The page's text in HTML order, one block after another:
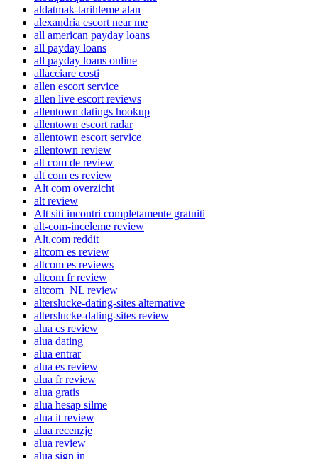
aldatmak-tarihleme alan
alexandria escort near me
all american payday loans
all payday loans
all payday loans online
allacciare costi
allen escort service
allen live escort reviews
allentown datings hookup
allentown escort radar
allentown escort service
allentown review
alt com de review
alt com es review
Alt com overzicht
alt review
Alt siti incontri completamente gratuiti
alt-com-inceleme review
Alt.com reddit
altcom es review
altcom es reviews
altcom fr review
altcom_NL review
alterslucke-dating-sites alternative
alterslucke-dating-sites review
alua cs review
alua dating
alua entrar
alua es review
alua fr review
alua gratis
alua hesap silme
alua it review
alua recenzje
alua review
alua sign in